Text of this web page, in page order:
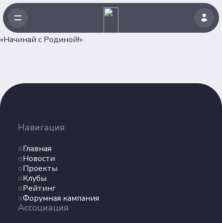
«Начинай с Родиной!»
Навигация
Главная
Новости
Проекты
Клубы
Рейтинг
Форумная кампания
Ассоциация
Главная
Новости
Проекты
Клубы
Рейтинг
Форумная кампания